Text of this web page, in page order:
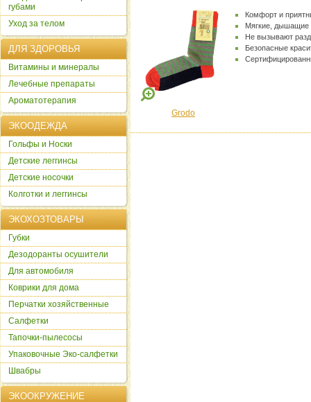
Комфорт и
Мягкие, дышащие
Не вызывают
Безопасные
Grodo
губами
Уход за телом
ДЛЯ ЗДОРОВЬЯ
Витамины и минералы
Лечебные препараты
Ароматотерапия
ЭКООДЕЖДА
Гольфы и Носки
Детские леггинсы
Детские носочки
Колготки и леггинсы
ЭКОХОЗТОВАРЫ
Губки
Дезодоранты осушители
Для автомобиля
Коврики для дома
Перчатки хозяйственные
Салфетки
Тапочки-пылесосы
Упаковочные Эко-салфетки
Швабры
ЭКООКРУЖЕНИЕ